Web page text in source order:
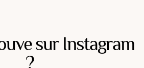
sur Instagram
?